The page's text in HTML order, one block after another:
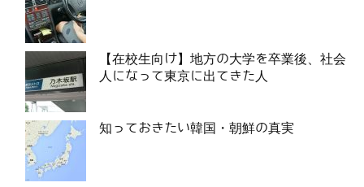
【在校生向け】地方の大学を卒業後、社会
人になって東京に出てきた人
知っておきたい韓国・朝鮮の真実